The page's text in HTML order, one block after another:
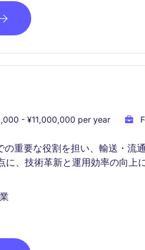
- ¥11,000,000 per year
重要な役割を担い、輸送・流
に、技術革新と運用効率の向上